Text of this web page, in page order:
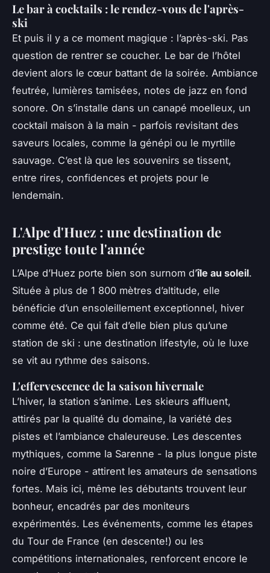
Le bar à cocktails : le rendez-vous de l'après-
ski
Et puis il y a ce moment magique : l’après-ski. Pas
question de rentrer se coucher. Le bar de l’hôtel
devient alors le cœur battant de la soirée. Ambiance
feutrée, lumières tamisées, notes de jazz en fond
sonore. On s’installe dans un canapé moelleux, un
cocktail maison à la main - parfois revisitant des
saveurs locales, comme la génépi ou le myrtille
sauvage. C’est là que les souvenirs se tissent,
entre rires, confidences et projets pour le
lendemain.
L'Alpe d'Huez : une destination de
prestige toute l'année
L’Alpe d’Huez porte bien son surnom d’île au soleil.
Située à plus de 1 800 mètres d’altitude, elle
bénéficie d’un ensoleillement exceptionnel, hiver
comme été. Ce qui fait d’elle bien plus qu’une
station de ski : une destination lifestyle, où le luxe
se vit au rythme des saisons.
L'effervescence de la saison hivernale
L’hiver, la station s’anime. Les skieurs affluent,
attirés par la qualité du domaine, la variété des
pistes et l’ambiance chaleureuse. Les descentes
mythiques, comme la Sarenne - la plus longue piste
noire d’Europe - attirent les amateurs de sensations
fortes. Mais ici, même les débutants trouvent leur
bonheur, encadrés par des moniteurs
expérimentés. Les événements, comme les étapes
du Tour de France (en descente!) ou les
compétitions internationales, renforcent encore le